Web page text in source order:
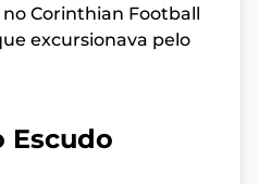
Corinthian Football
excursionava pelo
Escudo